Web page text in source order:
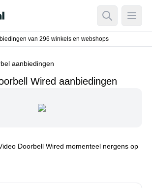
Open Open
en webshops
aanbiedingen
Wired aanbiedingen
Doorbell Wired momenteel nergens op